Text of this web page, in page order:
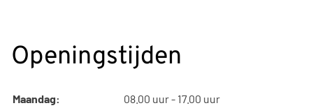
Openingstijden
Maandag:
08.00 uur - 17.00 uur